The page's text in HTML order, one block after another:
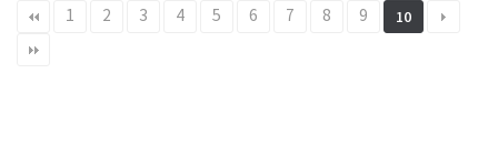
1 2 3 4 5 6 7 8 9 10